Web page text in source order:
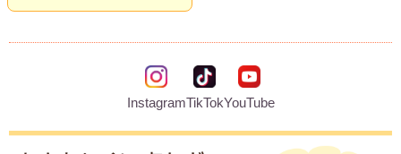
InstagramTikTokYouTube